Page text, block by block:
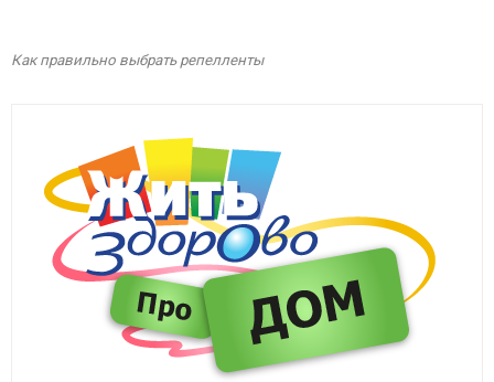
Как правильно выбрать репелленты